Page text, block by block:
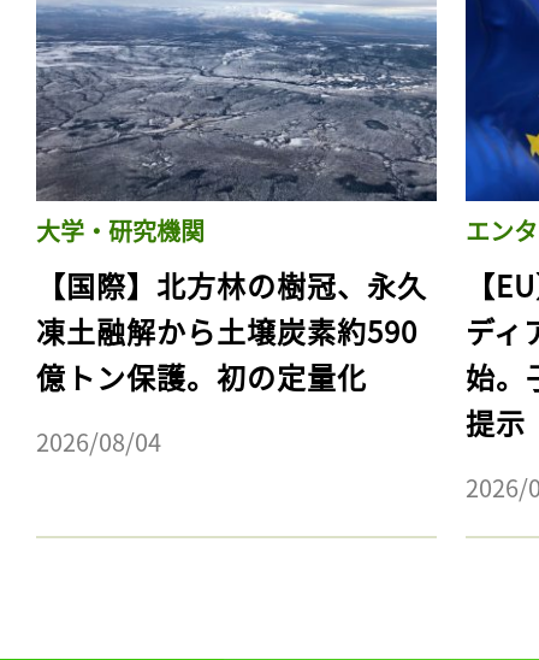
大学・研究機関
【国際】北方林の樹冠、永久
凍土融解から土壌炭素約590
億トン保護。初の定量化
2026/08/04
エン
【
ディ
始。
提示
2026/
記事をお気に入りに